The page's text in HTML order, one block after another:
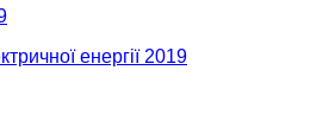
енергії 2019